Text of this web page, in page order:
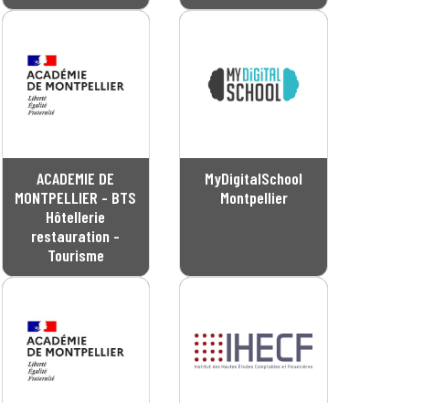
ACADEMIE DE
MONTPELLIER - BTS
Hôtellerie
restauration -
Tourisme
MyDigitalSchool
Montpellier